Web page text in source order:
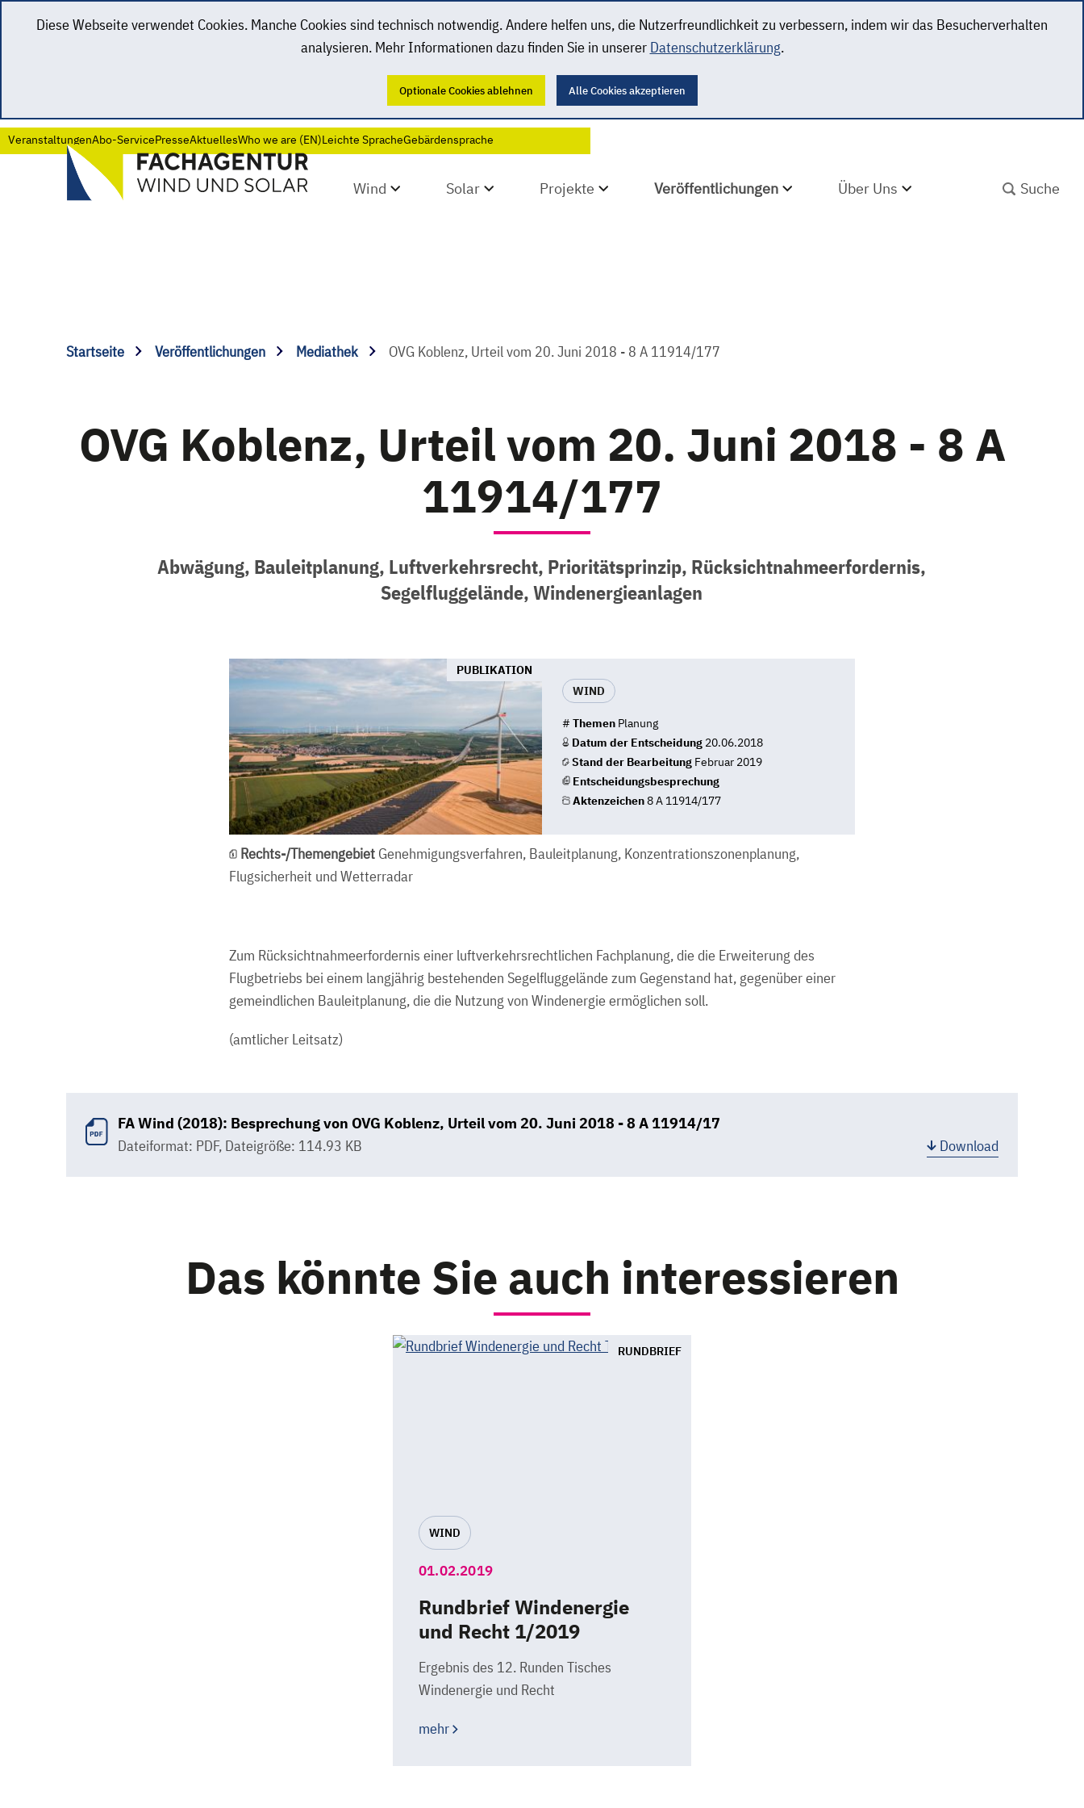
Diese Webseite verwendet Cookies. Manche Cookies sind technisch notwendig. Andere helfen uns, die Nutzerfreundlichkeit zu verbessern, indem wir das Besucherverhalten
analysieren. Mehr Informationen dazu finden Sie in unserer Datenschutzerklärung.
Optionale Cookies ablehnen Alle Cookies akzeptieren
VeranstaltungenAbo-ServicePresseAktuellesWho we are (EN)Leichte SpracheGebärdensprache
Wind Solar Projekte Veröffentlichungen Über Uns
Startseite Veröffentlichungen Mediathek OVG Koblenz, Urteil vom 20. Juni 2018 - 8 A 11914/177
OVG Koblenz, Urteil vom 20. Juni 2018 - 8 A
11914/177
Abwägung, Bauleitplanung, Luftverkehrsrecht, Prioritätsprinzip, Rücksichtnahmeerfordernis,
Segelfluggelände, Windenergieanlagen
PUBLIKATION
WIND
# Themen Planung
Datum der Entscheidung 20.06.2018
Stand der Bearbeitung Februar 2019
Entscheidungsbesprechung
Aktenzeichen8 A 11914/177
Rechts-/ThemengebietGenehmigungsverfahren, Bauleitplanung, Konzentrationszonenplanung,
Flugsicherheit und Wetterradar
Zum Rücksichtnahmeerfordernis einer luftverkehrsrechtlichen Fachplanung, die die Erweiterung des
Flugbetriebs bei einem langjährig bestehenden Segelfluggelände zum Gegenstand hat, gegenüber einer
gemeindlichen Bauleitplanung, die die Nutzung von Windenergie ermöglichen soll.
(amtlicher Leitsatz)
FA Wind (2018): Besprechung von OVG Koblenz, Urteil vom 20. Juni 2018 - 8 A 11914/17
Dateiformat: PDF, Dateigröße: 114.93 KB Download
Das könnte Sie auch interessieren
RUNDBRIEF
WIND
01.02.2019
Rundbrief Windenergie
und Recht 1/2019
Ergebnis des 12. Runden Tisches
Windenergie und Recht
mehr